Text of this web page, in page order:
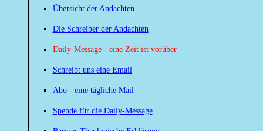
Übersicht der Andachten
Die Schreiber der Andachten
Daily-Message - eine Zeit ist vorüber
Schreibt uns eine Email
Abo - eine tägliche Mail
Spende für die Daily-Message